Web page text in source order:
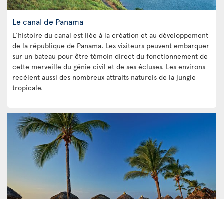
Le canal de Panama
L'histoire du canal est liée à la création et au développement
de la république de Panama. Les visiteurs peuvent embarquer
sur un bateau pour être témoin direct du fonctionnement de
cette merveille du génie civil et de ses écluses. Les environs
recèlent aussi des nombreux attraits naturels de la jungle
tropicale.